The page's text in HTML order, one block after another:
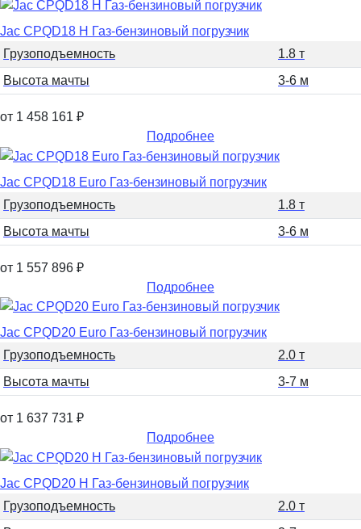
Jac CPQD18 H Газ-бензиновый погрузчик
Грузоподъемность
1.8 т
Высота мачты
3-6 м
от 1 458 161 ₽
Подробнее
Jac CPQD18 Euro Газ-бензиновый погрузчик
Грузоподъемность
1.8 т
Высота мачты
3-6 м
от 1 557 896 ₽
Подробнее
Jac CPQD20 Euro Газ-бензиновый погрузчик
Грузоподъемность
2.0 т
Высота мачты
3-7 м
от 1 637 731 ₽
Подробнее
Jac CPQD20 H Газ-бензиновый погрузчик
Грузоподъемность
2.0 т